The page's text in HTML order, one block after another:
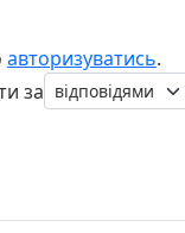
авторизуватись.
за